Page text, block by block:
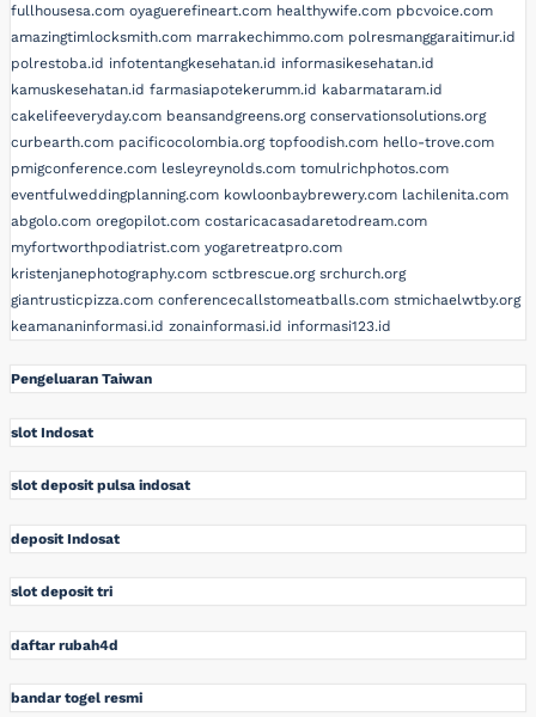
fullhousesa.com oyaguerefineart.com healthywife.com pbcvoice.com
amazingtimlocksmith.com marrakechimmo.com polresmanggaraitimur.id
polrestoba.id infotentangkesehatan.id informasikesehatan.id
kamuskesehatan.id farmasiapotekerumm.id kabarmataram.id
cakelifeeveryday.com beansandgreens.org conservationsolutions.org
curbearth.com pacificocolombia.org topfoodish.com hello-trove.com
pmigconference.com lesleyreynolds.com tomulrichphotos.com
eventfulweddingplanning.com kowloonbaybrewery.com lachilenita.com
abgolo.com oregopilot.com costaricacasadaretodream.com
myfortworthpodiatrist.com yogaretreatpro.com
kristenjanephotography.com sctbrescue.org srchurch.org
giantrusticpizza.com conferencecallstomeatballs.com stmichaelwtby.org
keamananinformasi.id zonainformasi.id informasi123.id
Pengeluaran Taiwan
slot Indosat
slot deposit pulsa indosat
deposit Indosat
slot deposit tri
daftar rubah4d
bandar togel resmi